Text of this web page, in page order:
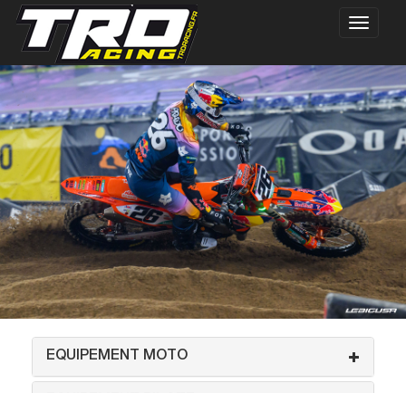
EQUIPEMENT MOTO